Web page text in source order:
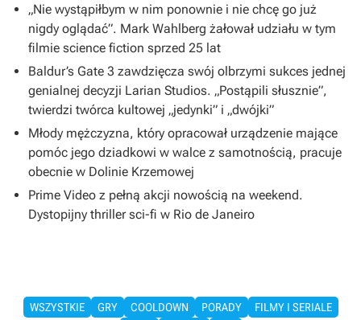
„Nie wystąpiłbym w nim ponownie i nie chcę go już
nigdy oglądać”. Mark Wahlberg żałował udziału w tym
filmie science fiction sprzed 25 lat
Baldur’s Gate 3 zawdzięcza swój olbrzymi sukces jednej
genialnej decyzji Larian Studios. „Postąpili słusznie”,
twierdzi twórca kultowej „jedynki” i „dwójki”
Młody mężczyzna, który opracował urządzenie mające
pomóc jego dziadkowi w walce z samotnością, pracuje
obecnie w Dolinie Krzemowej
Prime Video z pełną akcji nowością na weekend.
Dystopijny thriller sci-fi w Rio de Janeiro
WSZYSTKIE GRY COOLDOWN PORADY
FILMY I SERIALE